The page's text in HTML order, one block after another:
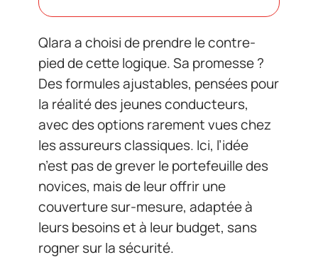
Qlara a choisi de prendre le contre-
pied de cette logique. Sa promesse ?
Des formules ajustables, pensées pour
la réalité des jeunes conducteurs,
avec des options rarement vues chez
les assureurs classiques. Ici, l’idée
n’est pas de grever le portefeuille des
novices, mais de leur offrir une
couverture sur-mesure, adaptée à
leurs besoins et à leur budget, sans
rogner sur la sécurité.